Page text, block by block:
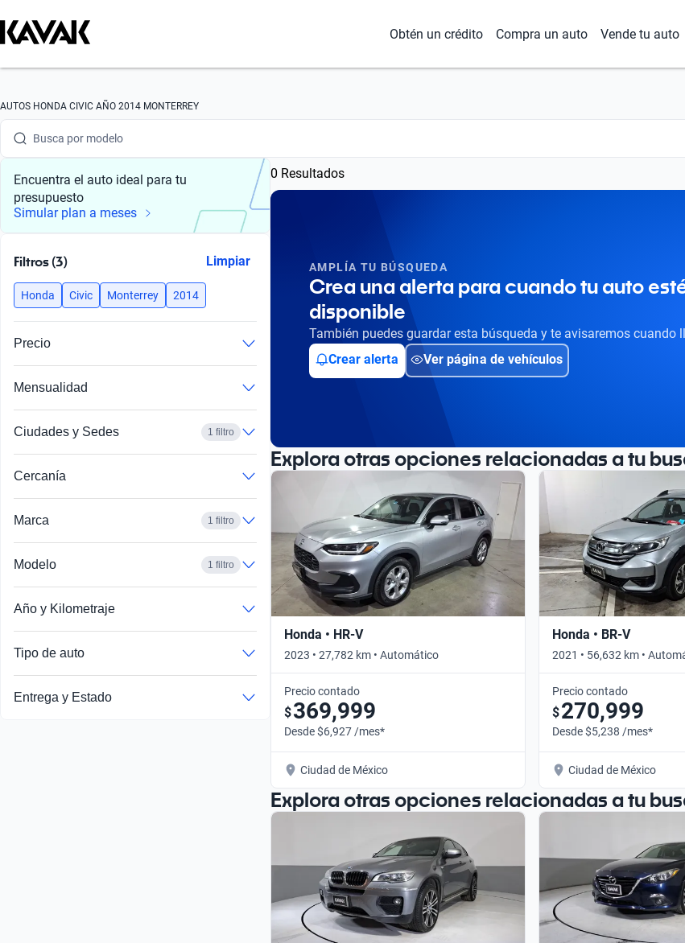
Obtén un crédito Compra un auto Vende tu auto
AUTOS HONDA CIVIC AÑO 2014 MONTERREY
Busca por marca
Busca por modelo
Busca por versión
Busca por año
Busca por modelo
Busca por año
Encuentra el auto ideal para tu
presupuesto
Simular plan a meses
Filtros (3) Limpiar
Honda Civic Monterrey 2014
Precio
Mensualidad
Ciudades y Sedes 1 filtro
Cercanía
Marca 1 filtro
Modelo 1 filtro
Año y Kilometraje
Tipo de auto
Entrega y Estado
0 Resultados
AMPLÍA TU BÚSQUEDA
Crea una alerta para cuando tu auto
disponible
También puedes guardar esta búsqueda y te avisaremos cuando
Crear alerta
Ver página de vehículos
Explora otras opciones relacionadas a tu
Honda • HR-V
2023 • 27,782 km • Automático
Precio contado
$369,999
Desde $6,927 /mes*
Ciudad de México
Honda • BR-V
2021 • 56,632 km •
Precio contado
$270,999
Desde $5,238 /mes*
Ciudad de México
Explora otras opciones relacionadas a tu